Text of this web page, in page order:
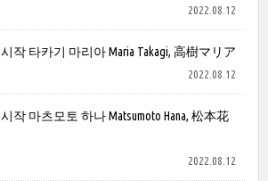
2022.08.12
작 타카기 마리아 Maria Takagi, 高樹マリア
2022.08.12
작 마츠모토 하나 Matsumoto Hana, 松本花
2022.08.12